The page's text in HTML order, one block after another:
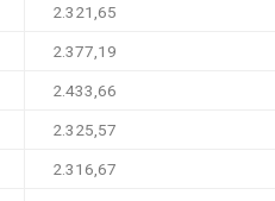
2.321,65
2.377,19
2.433,66
2.325,57
2.316,67